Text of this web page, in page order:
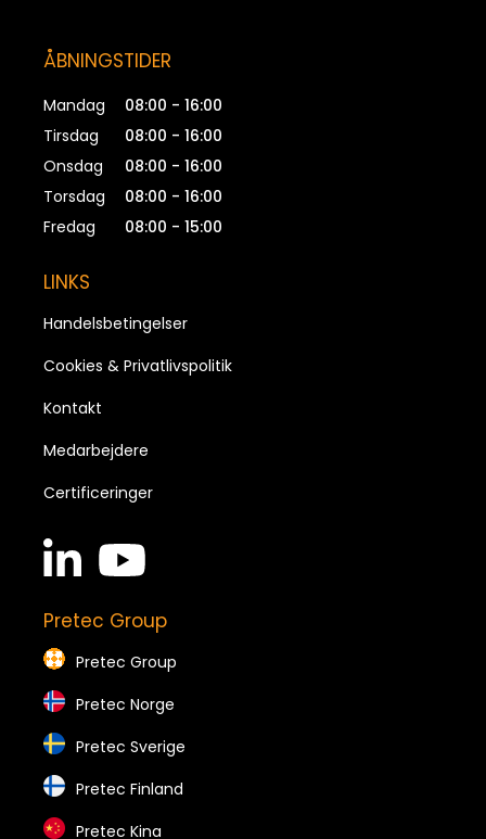
ÅBNINGSTIDER
Mandag
08:00 - 16:00
Tirsdag
08:00 - 16:00
Onsdag
08:00 - 16:00
Torsdag
08:00 - 16:00
Fredag
08:00 - 15:00
LINKS
Handelsbetingelser
Cookies & Privatlivspolitik
Kontakt
Medarbejdere
Certificeringer
linkedin
in
Pretec Group
Pretec Group
Pretec Norge
Pretec Sverige
Pretec Finland
Pretec Kina